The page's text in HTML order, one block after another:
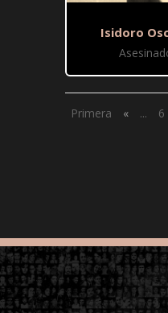
Isidoro
Primera « ... 6